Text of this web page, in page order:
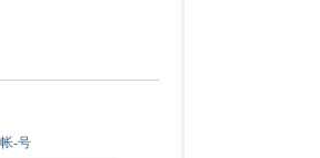
-号